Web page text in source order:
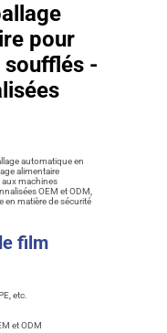
pour
soufflés -
automatique en
alimentaire
machines
OEM et ODM,
en matière de sécurité
film
etc.
et ODM